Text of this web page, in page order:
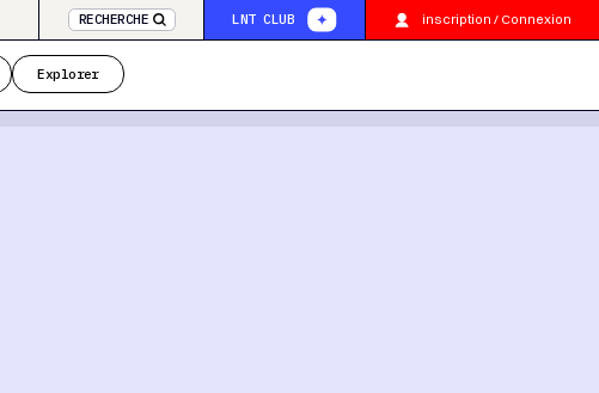
RECHERCHE LNT CLUB inscription / Connexion
Explorer